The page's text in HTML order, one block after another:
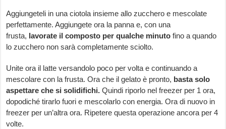
Aggiungeteli in una ciotola insieme allo zucchero e mescolate
perfettamente. Aggiungete ora la panna e, con una
frusta, lavorate il composto per qualche minuto fino a quando
lo zucchero non sarà completamente sciolto.
Unite ora il latte versandolo poco per volta e continuando a
mescolare con la frusta. Ora che il gelato è pronto, basta solo
aspettare che si solidifichi. Quindi riporlo nel freezer per 1 ora,
dopodiché tirarlo fuori e mescolarlo con energia. Ora di nuovo in
freezer per un’altra ora. Ripetere questa operazione ancora per 4
volte.